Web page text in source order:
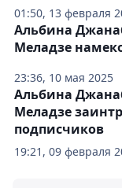
01:50, 13 февраля
23:36, 10 мая 2025
Альбина
Меладзе
19:21, 09 февраля
Альбина
Меладзе
подписчиков